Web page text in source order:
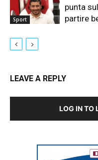
Sport
punta
partire
LEAVE A REPLY
LOG IN TO